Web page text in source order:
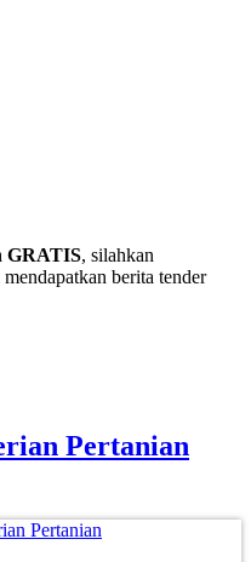
GRATIS, silahkan
berita tender
Pertanian